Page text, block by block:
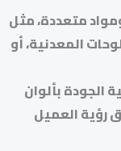
متعددة، مثل
المعدنية، أو
الجودة بألوان
رؤية العميل